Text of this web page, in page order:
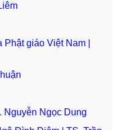
giáo Việt Nam |
Nguyễn Ngọc Dung